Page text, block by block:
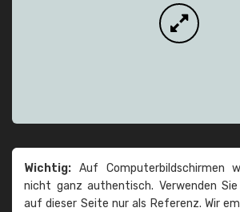
Wichtig: Auf Computerbildschirmen
nicht ganz authentisch. Verwenden
auf dieser Seite nur als Referenz. Wir